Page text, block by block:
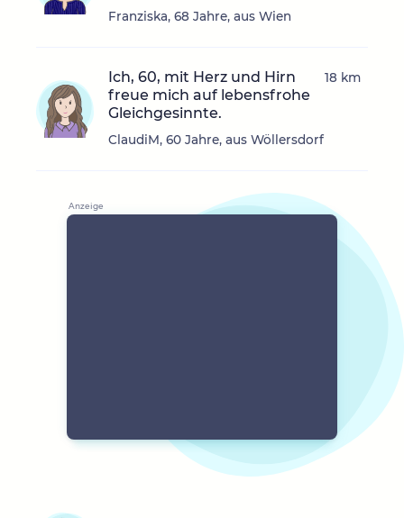
Franziska, 68 Jahre, aus Wien
Ich, 60, mit Herz und Hirn
freue mich auf lebensfrohe
Gleichgesinnte.
ClaudiM, 60 Jahre, aus Wöllersdorf
18 km